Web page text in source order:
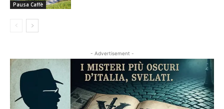
Pausa Caffè
- Advertisement -